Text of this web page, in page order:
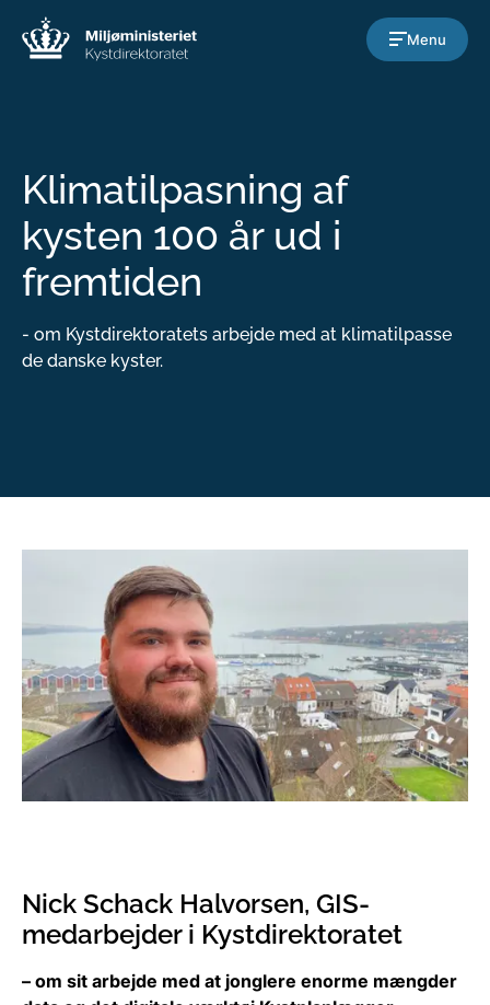
Menu
Klimatilpasning af
kysten 100 år ud i
fremtiden
- om Kystdirektoratets arbejde med at klimatilpasse
de danske kyster.
Nick Schack Halvorsen, GIS-
medarbejder i Kystdirektoratet
– om sit arbejde med at jonglere enorme mængder